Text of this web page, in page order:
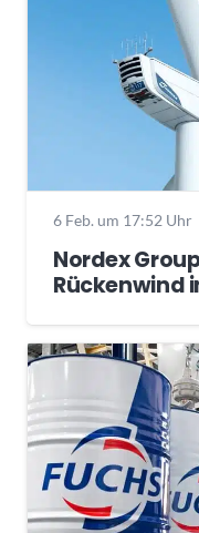
6 Feb. um 17:52 Uhr
Nordex
Rückenwind